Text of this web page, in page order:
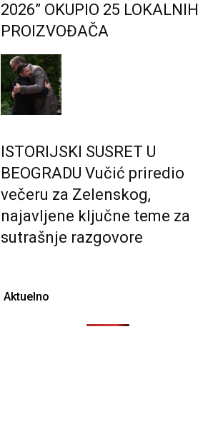
2026” OKUPIO 25 LOKALNIH
PROIZVOĐAČA
ISTORIJSKI SUSRET U
BEOGRADU Vučić priredio
večeru za Zelenskog,
najavljene ključne teme za
sutrašnje razgovore
Aktuelno